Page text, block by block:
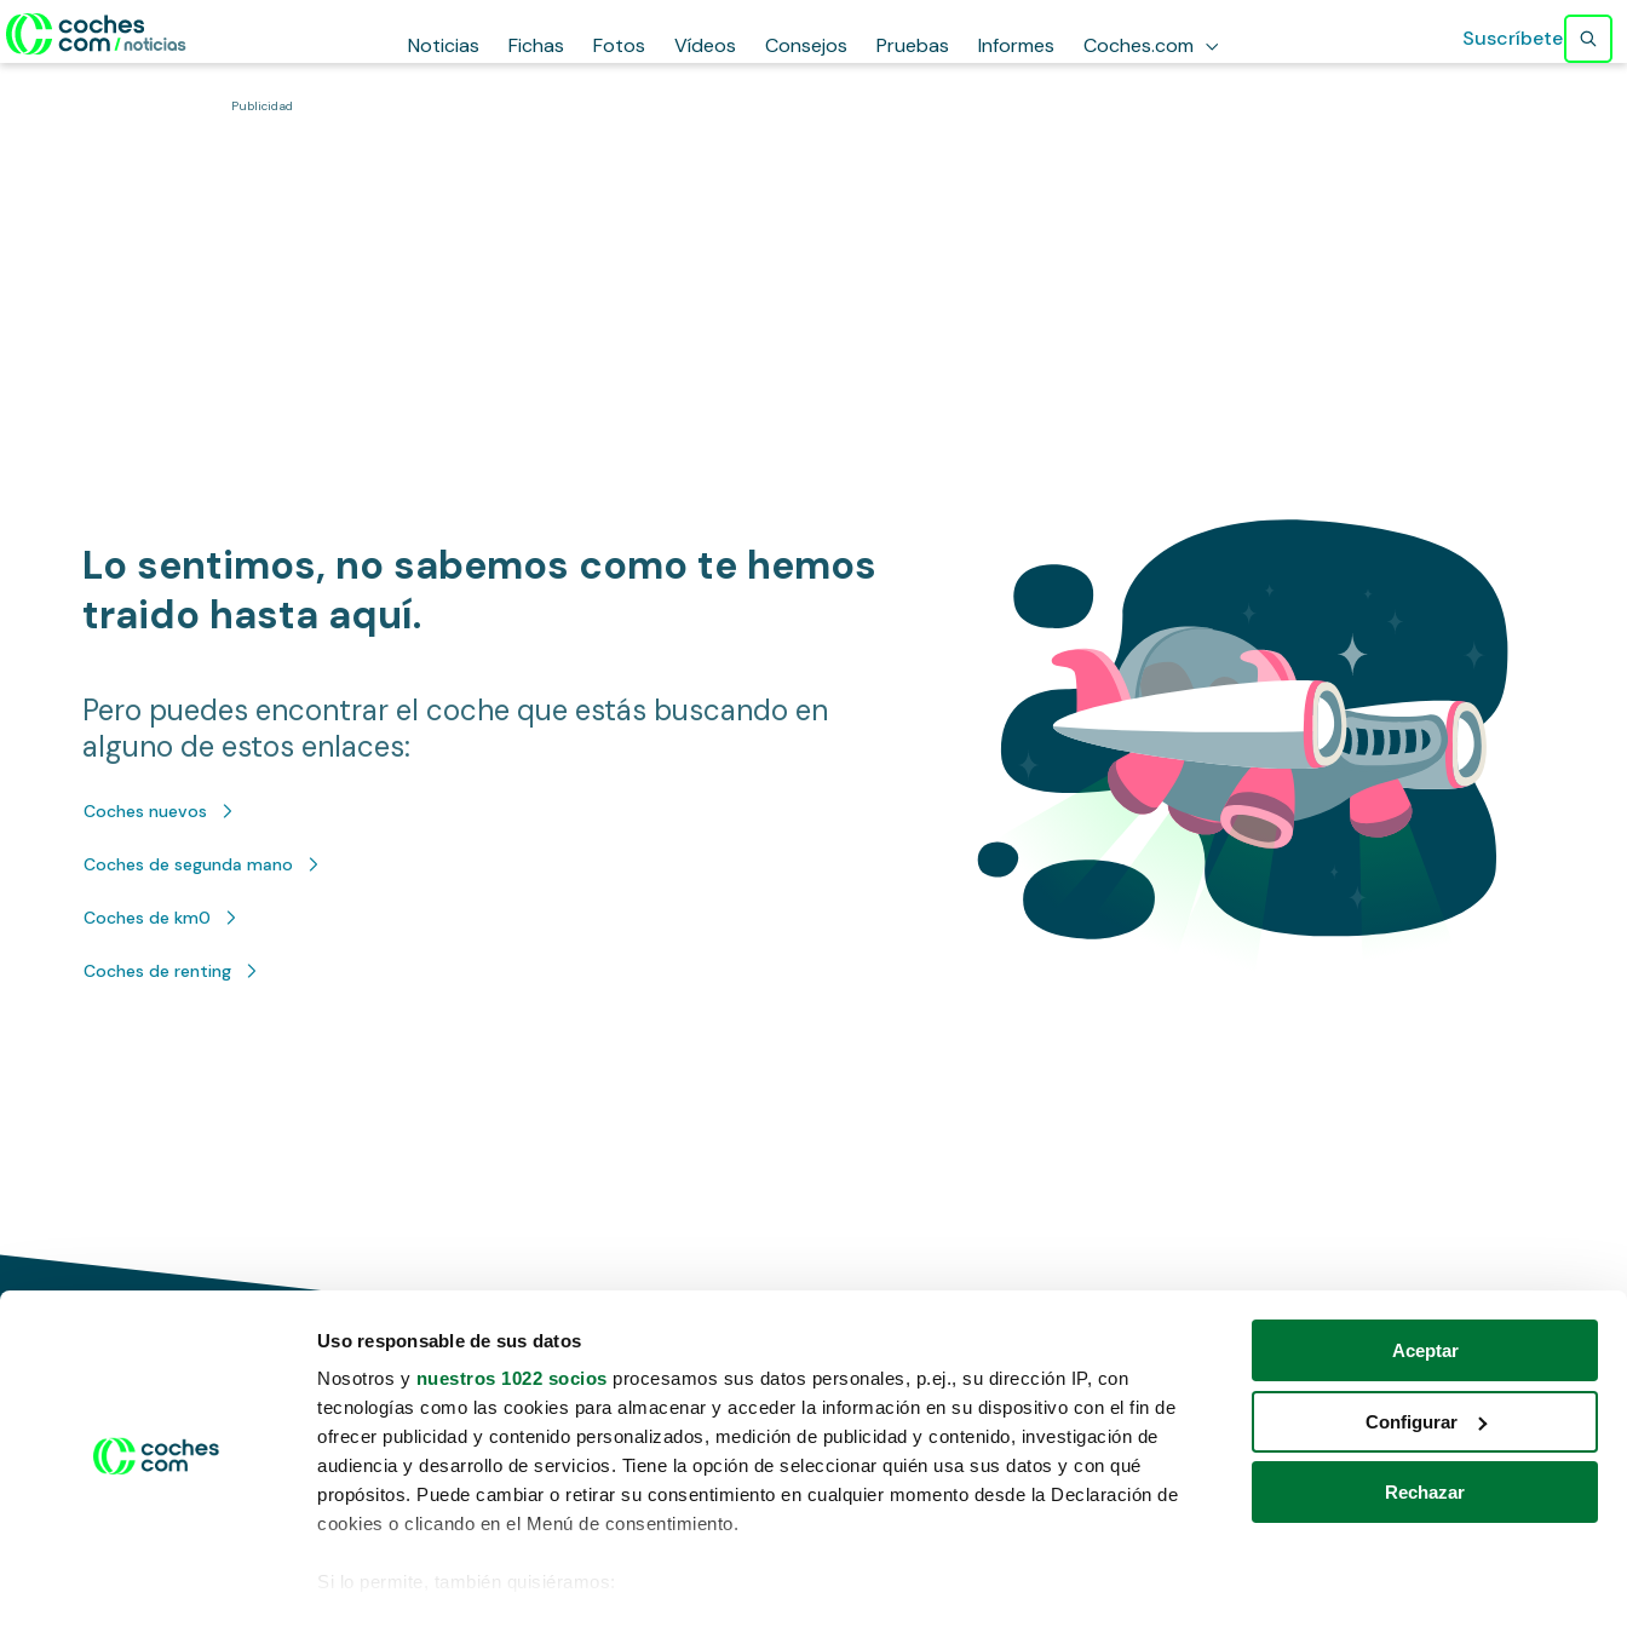
Uso responsable de sus datos
Nosotros y nuestros 1022 socios procesamos sus datos personales, p.ej., su dirección IP, con
tecnologías como las cookies para almacenar y acceder la información en su dispositivo con el fin de
ofrecer publicidad y contenido personalizados, medición de publicidad y contenido, investigación de
audiencia y desarrollo de servicios. Tiene la opción de seleccionar quién usa sus datos y con qué
propósitos. Puede cambiar o retirar su consentimiento en cualquier momento desde la Declaración de
cookies o clicando en el Menú de consentimiento.
Si lo permite, también quisiéramos:
Aceptar
Configurar
Rechazar
Noticias Fichas Fotos Vídeos Consejos Pruebas Informes Coches.com Suscríbete
Publicidad
Lo sentimos, no sabemos como te hemos
traido hasta aquí.
Pero puedes encontrar el coche que estás buscando en
alguno de estos enlaces:
Coches nuevos
Coches de segunda mano
Coches de km0
Coches de renting
Conduce tu futuro,
desata tu movilidad